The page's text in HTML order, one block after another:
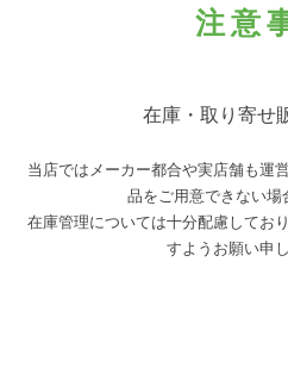
注意
在庫・取り寄せ
当店ではメーカー都合や実店舗も運
品をご用意できない場
在庫管理については十分配慮してお
すようお願い申